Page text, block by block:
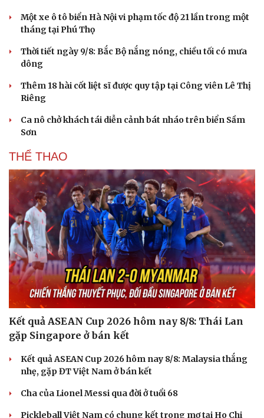
Một xe ô tô biển Hà Nội vi phạm tốc độ 21 lần trong một
tháng tại Phú Thọ
Thời tiết ngày 9/8: Bắc Bộ nắng nóng, chiều tối có mưa
dông
Thêm 18 hài cốt liệt sĩ được quy tập tại Công viên Lê Thị
Riêng
Ca nô chở khách tái diễn cảnh bát nháo trên biển Sầm
Sơn
THỂ THAO
Kết quả ASEAN Cup 2026 hôm nay 8/8: Thái Lan
gặp Singapore ở bán kết
Kết quả ASEAN Cup 2026 hôm nay 8/8: Malaysia thắng
nhẹ, gặp ĐT Việt Nam ở bán kết
Cha của Lionel Messi qua đời ở tuổi 68
Pickleball Việt Nam có chung kết trong mơ tại Ho Chi